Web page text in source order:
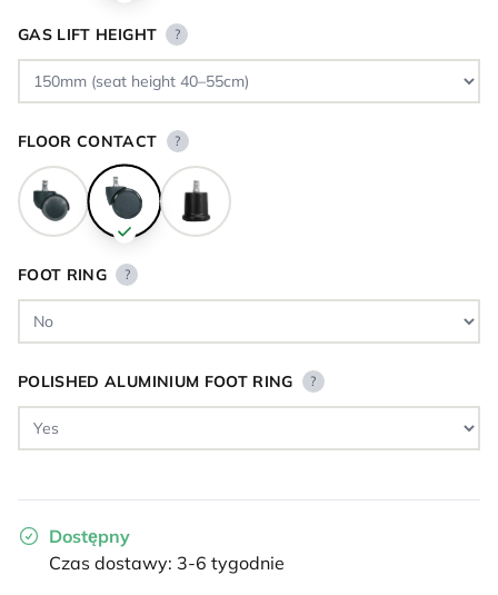
GAS LIFT HEIGHT ?
FLOOR CONTACT ?
FOOT RING ?
POLISHED ALUMINIUM FOOT RING ?
Dostępny
Czas dostawy: 3-6 tygodnie